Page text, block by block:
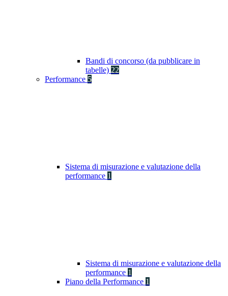
Bandi di concorso (da pubblicare in
tabelle) 22
Performance 5
Sistema di misurazione e valutazione della
performance 1
Sistema di misurazione e valutazione della
performance 1
Piano della Performance 1